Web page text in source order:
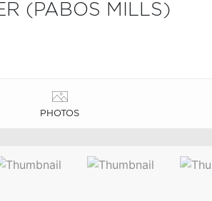
(PABOS MILLS)
PHOTOS